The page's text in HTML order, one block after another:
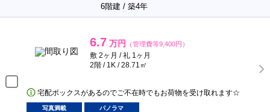
6階建 / 築4年
6.7 万円 （管理費等9,400円）
敷 2ヶ月 / 礼 1ヶ月
2階 / 1K / 28.71㎡
宅配ボックスがあるのでご不在時でもお荷物を受け取れます☆
写真満載 パノラマ